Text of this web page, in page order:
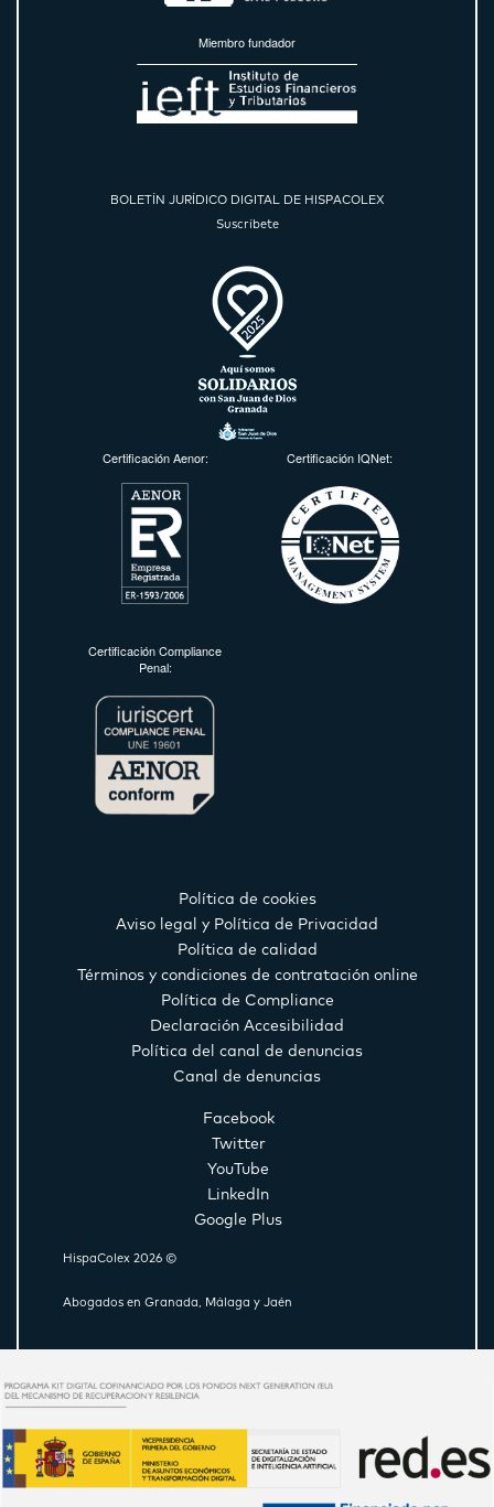
Miembro fundador
BOLETÍN JURÍDICO DIGITAL DE HISPACOLEX
Suscríbete
Certificación Aenor: Certificación IQNet:
Certificación Compliance
Penal:
Política de cookies
Aviso legal y Política de Privacidad
Política de calidad
Términos y condiciones de contratación online
Política de Compliance
Declaración Accesibilidad
Política del canal de denuncias
Canal de denuncias
Facebook
Twitter
YouTube
LinkedIn
Google Plus
HispaColex 2026 ©
Abogados en Granada, Málaga y Jaén